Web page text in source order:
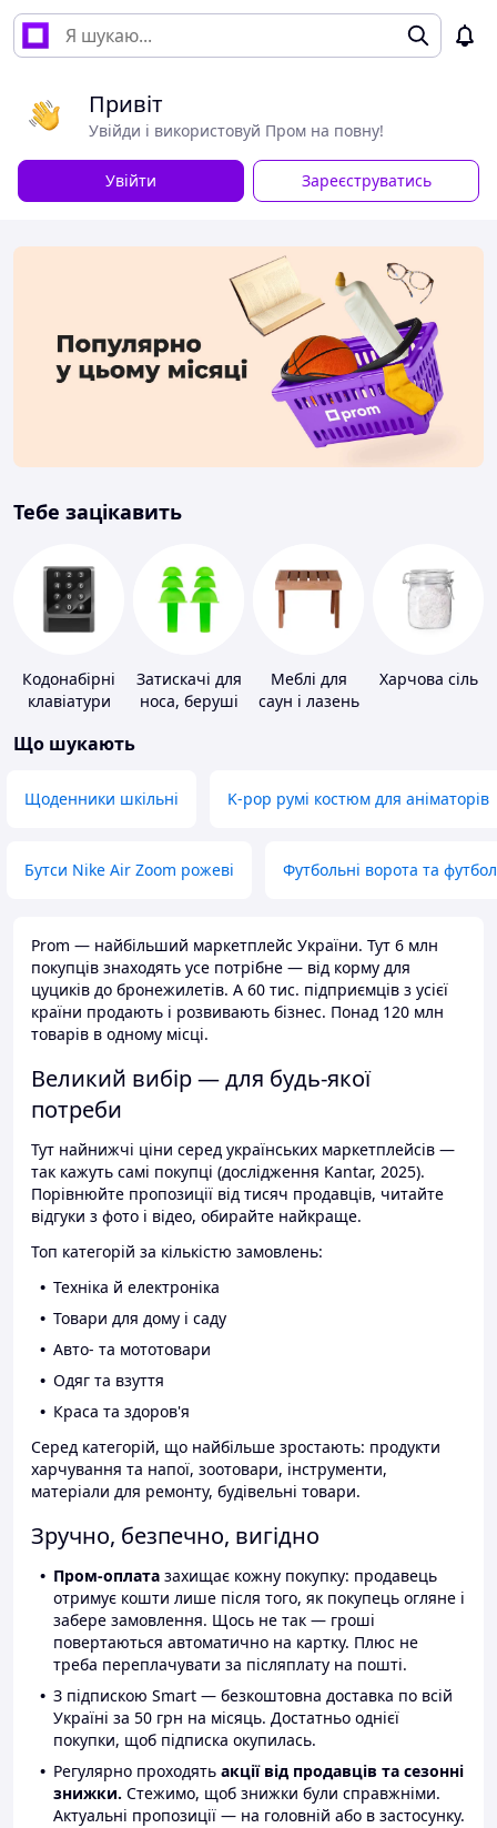
Привіт
Увійди і використовуй Пром на повну!
Увійти Зареєструватись
Тебе зацікавить
Кодонабірні
клавіатури
Затискачі для
носа, беруші
Меблі для
саун і лазень
Харчова сіль
Що шукають
Щоденники шкільні K-pop румі костюм для аніматорів
Бутси Nike Air Zoom рожеві Футбольні ворота та
Prom — найбільший маркетплейс України. Тут 6 млн
покупців знаходять усе потрібне — від корму для
цуциків до бронежилетів. А 60 тис. підприємців з усієї
країни продають і розвивають бізнес. Понад 120 млн
товарів в одному місці.
Великий вибір — для будь-якої
потреби
Тут найнижчі ціни серед українських маркетплейсів —
так кажуть самі покупці (дослідження Kantar, 2025).
Порівнюйте пропозиції від тисяч продавців, читайте
відгуки з фото і відео, обирайте найкраще.
Топ категорій за кількістю замовлень:
Техніка й електроніка
Товари для дому і саду
Авто- та мототовари
Одяг та взуття
Краса та здоров'я
Серед категорій, що найбільше зростають: продукти
харчування та напої, зоотовари, інструменти,
матеріали для ремонту, будівельні товари.
Зручно, безпечно, вигідно
Пром-оплата захищає кожну покупку: продавець
отримує кошти лише після того, як покупець огляне і
забере замовлення. Щось не так — гроші
повертаються автоматично на картку. Плюс не
треба переплачувати за післяплату на пошті.
З підпискою Smart — безкоштовна доставка по всій
Україні за 50 грн на місяць. Достатньо однієї
покупки, щоб підписка окупилась.
Регулярно проходять акції від продавців та сезонні
знижки. Стежимо, щоб знижки були справжніми.
Актуальні пропозиції — на головній або в застосунку.